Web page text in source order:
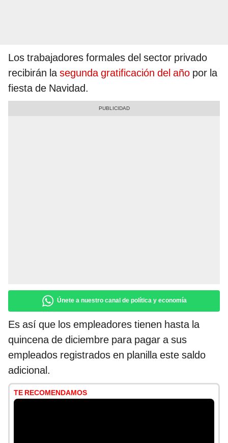
Los trabajadores formales del sector privado
recibirán lasegunda gratificación del año por la
fiesta de Navidad.
Únete a nuestro canal de política y economía
Es así que los empleadores tienen hasta la
quincena de diciembre para pagar a sus
empleados registrados en planilla este saldo
adicional.
TE RECOMENDAMOS